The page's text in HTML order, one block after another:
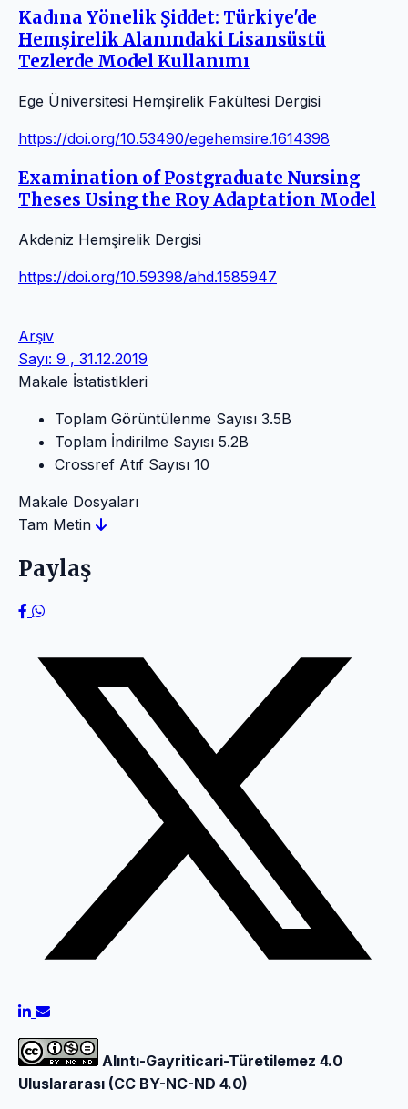
Kadına Yönelik Şiddet: Türkiye'de
Hemşirelik Alanındaki Lisansüstü
Tezlerde Model Kullanımı
Ege Üniversitesi Hemşirelik Fakültesi Dergisi
https://doi.org/10.53490/egehemsire.1614398
Examination of Postgraduate Nursing
Theses Using the Roy Adaptation Model
Akdeniz Hemşirelik Dergisi
https://doi.org/10.59398/ahd.1585947
Arşiv
Sayı: 9 , 31.12.2019
Makale İstatistikleri
Toplam Görüntülenme Sayısı 3.5B
Toplam İndirilme Sayısı 5.2B
Crossref Atıf Sayısı 10
Makale Dosyaları
Tam Metin
Paylaş
Alıntı-Gayriticari-Türetilemez 4.0
Uluslararası (CC BY-NC-ND 4.0)